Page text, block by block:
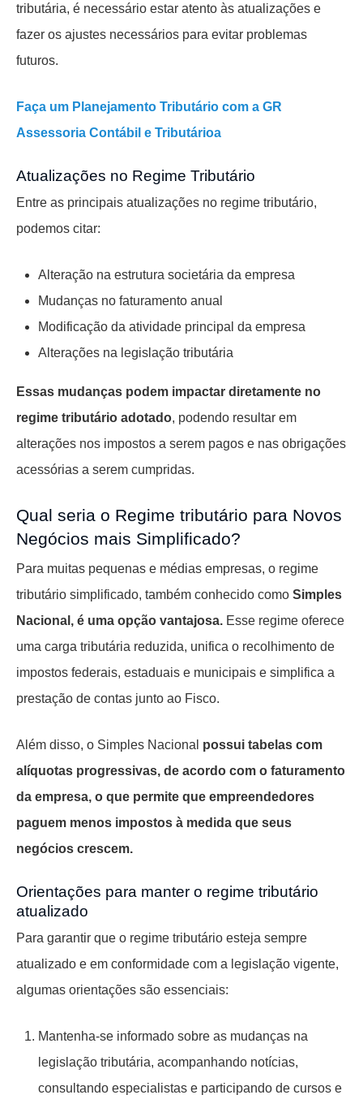
tributária, é necessário estar atento às atualizações e
fazer os ajustes necessários para evitar problemas
futuros.
Faça um Planejamento Tributário com a GR
Assessoria Contábil e Tributárioa
Atualizações no Regime Tributário
Entre as principais atualizações no regime tributário,
podemos citar:
Alteração na estrutura societária da empresa
Mudanças no faturamento anual
Modificação da atividade principal da empresa
Alterações na legislação tributária
Essas mudanças podem impactar diretamente no
regime tributário adotado, podendo resultar em
alterações nos impostos a serem pagos e nas obrigações
acessórias a serem cumpridas.
Qual seria o Regime tributário para Novos
Negócios mais Simplificado?
Para muitas pequenas e médias empresas, o regime
tributário simplificado, também conhecido como Simples
Nacional, é uma opção vantajosa. Esse regime oferece
uma carga tributária reduzida, unifica o recolhimento de
impostos federais, estaduais e municipais e simplifica a
prestação de contas junto ao Fisco.
Além disso, o Simples Nacional possui tabelas com
alíquotas progressivas, de acordo com o faturamento
da empresa, o que permite que empreendedores
paguem menos impostos à medida que seus
negócios crescem.
Orientações para manter o regime tributário
atualizado
Para garantir que o regime tributário esteja sempre
atualizado e em conformidade com a legislação vigente,
algumas orientações são essenciais:
Mantenha-se informado sobre as mudanças na
legislação tributária, acompanhando notícias,
consultando especialistas e participando de cursos e